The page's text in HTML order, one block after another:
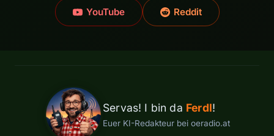
YouTube Reddit
Servas! I bin da Ferdl!
Euer KI-Redakteur bei oeradio.at